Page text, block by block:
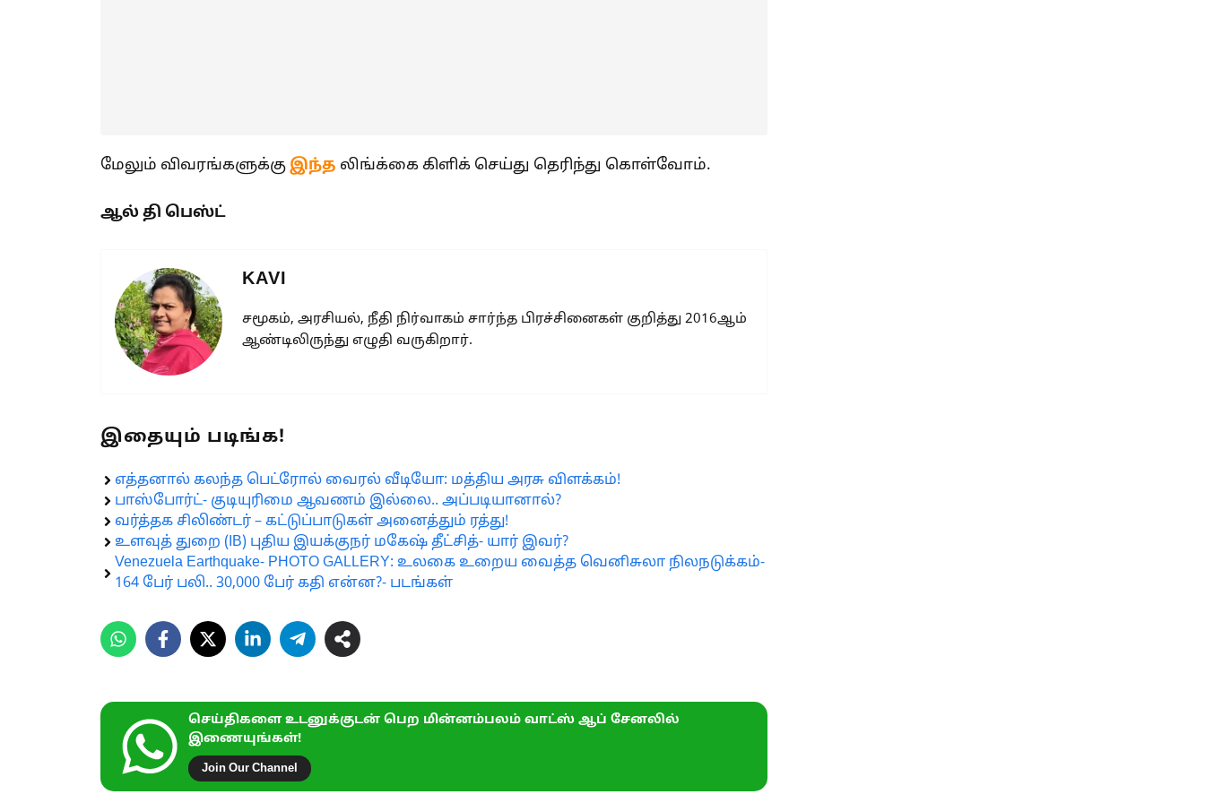
மேலும் விவரங்களுக்கு இந்த லிங்க்கை கிளிக் செய்து தெரிந்து கொள்வோம்.
ஆல் தி பெஸ்ட்
KAVI
சமூகம், அரசியல், நீதி நிர்வாகம் சார்ந்த பிரச்சினைகள் குறித்து 2016ஆம்
ஆண்டிலிருந்து எழுதி வருகிறார்.
இதையும் படிங்க!
எத்தனால் கலந்த பெட்ரோல் வைரல் வீடியோ: மத்திய அரசு விளக்கம்!
பாஸ்போர்ட்- குடியுரிமை ஆவணம் இல்லை.. அப்படியானால்?
வர்த்தக சிலிண்டர் – கட்டுப்பாடுகள் அனைத்தும் ரத்து!
உளவுத் துறை (IB) புதிய இயக்குநர் மகேஷ் தீட்சித்- யார் இவர்?
Venezuela Earthquake- PHOTO GALLERY: உலகை உறைய வைத்த வெனிசுலா நிலநடுக்கம்-
164 பேர் பலி.. 30,000 பேர் கதி என்ன?- படங்கள்
செய்திகளை உடனுக்குடன் பெற மின்னம்பலம் வாட்ஸ் ஆப் சேனலில்
இணையுங்கள்!
Join Our Channel